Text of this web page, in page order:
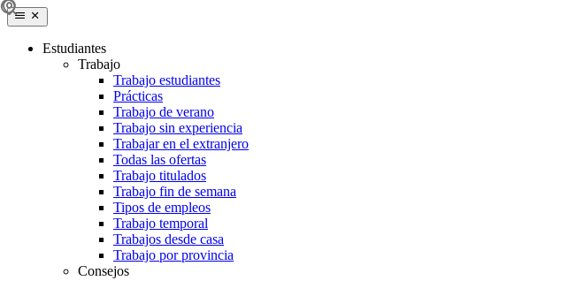
Estudiantes
Trabajo
Trabajo estudiantes
Prácticas
Trabajo de verano
Trabajo sin experiencia
Trabajar en el extranjero
Todas las ofertas
Trabajo titulados
Trabajo fin de semana
Tipos de empleos
Trabajo temporal
Trabajos desde casa
Trabajo por provincia
Consejos